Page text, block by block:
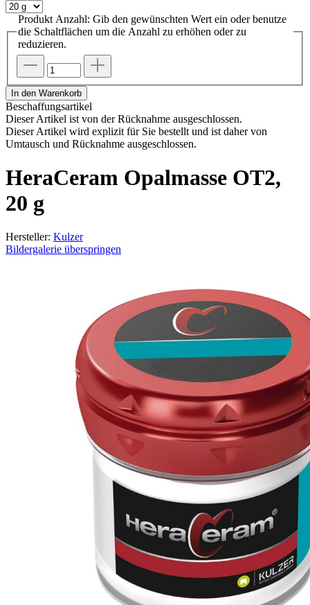
Produkt Anzahl: Gib den gewünschten Wert ein oder benutze
die Schaltflächen um die Anzahl zu erhöhen oder zu
reduzieren.
In den Warenkorb
Beschaffungsartikel
Dieser Artikel ist von der Rücknahme ausgeschlossen.
Dieser Artikel wird explizit für Sie bestellt und ist daher von
Umtausch und Rücknahme ausgeschlossen.
HeraCeram Opalmasse OT2,
20 g
Hersteller: Kulzer
Bildergalerie überspringen